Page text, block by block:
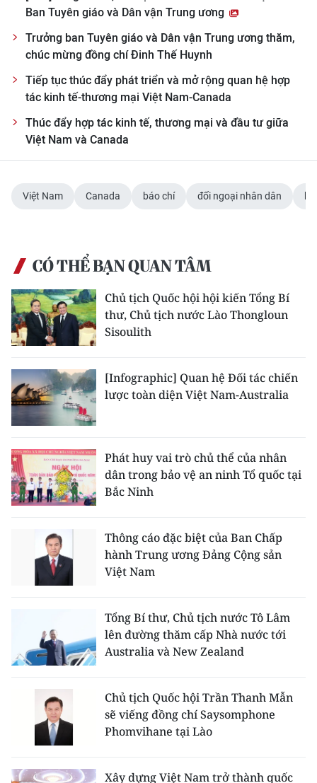
Ban Tuyên giáo và Dân vận Trung ương
Trưởng ban Tuyên giáo và Dân vận Trung ương thăm,
chúc mừng đồng chí Đinh Thế Huynh
Tiếp tục thúc đẩy phát triển và mở rộng quan hệ hợp
tác kinh tế-thương mại Việt Nam-Canada
Thúc đẩy hợp tác kinh tế, thương mại và đầu tư giữa
Việt Nam và Canada
Việt Nam Canada báo chí đối ngoại nhân dân
CÓ THỂ BẠN QUAN TÂM
Chủ tịch Quốc hội hội kiến Tổng Bí
thư, Chủ tịch nước Lào Thongloun
Sisoulith
[Infographic] Quan hệ Đối tác chiến
lược toàn diện Việt Nam-Australia
Phát huy vai trò chủ thể của nhân
dân trong bảo vệ an ninh Tổ quốc tại
Bắc Ninh
Thông cáo đặc biệt của Ban Chấp
hành Trung ương Đảng Cộng sản
Việt Nam
Tổng Bí thư, Chủ tịch nước Tô Lâm
lên đường thăm cấp Nhà nước tới
Australia và New Zealand
Chủ tịch Quốc hội Trần Thanh Mẫn
sẽ viếng đồng chí Saysomphone
Phomvihane tại Lào
Xây dựng Việt Nam trở thành quốc